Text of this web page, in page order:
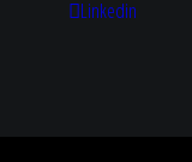
Linkedin